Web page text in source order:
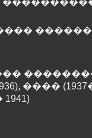
����